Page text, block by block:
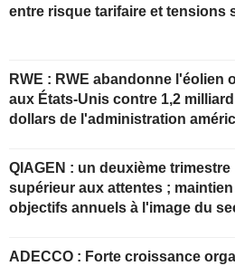
entre risque tarifaire et tensions
RWE : RWE abandonne l'éolien offshore
aux États-Unis contre 1,2
dollars de l'administration
QIAGEN : un deuxième trimestre
supérieur aux attentes ;
objectifs annuels à l'image du
ADECCO : Forte croissance organique et